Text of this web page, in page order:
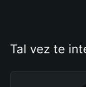
Tal vez te